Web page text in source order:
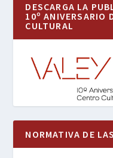
DESCARGA LA
10º ANIVERSARIO
CULTURAL
NORMATIVA DE